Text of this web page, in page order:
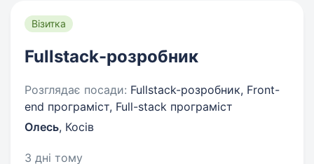
Візитка
Fullstack-розробник
Розглядає посади: Fullstack-розробник, Front-
end програміст, Full-stack програміст
Олесь, Косів
3 дні тому